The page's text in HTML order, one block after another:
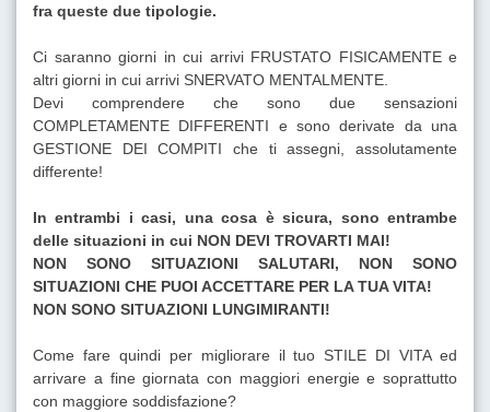
fra queste due tipologie.
Ci saranno giorni in cui arrivi FRUSTATO FISICAMENTE e
altri giorni in cui arrivi SNERVATO MENTALMENTE.
Devi comprendere che sono due sensazioni
COMPLETAMENTE DIFFERENTI e sono derivate da una
GESTIONE DEI COMPITI che ti assegni, assolutamente
differente!
In entrambi i casi, una cosa è sicura, sono entrambe
delle situazioni in cui NON DEVI TROVARTI MAI!
NON SONO SITUAZIONI SALUTARI, NON SONO
SITUAZIONI CHE PUOI ACCETTARE PER LA TUA VITA!
NON SONO SITUAZIONI LUNGIMIRANTI!
Come fare quindi per migliorare il tuo STILE DI VITA ed
arrivare a fine giornata con maggiori energie e soprattutto
con maggiore soddisfazione?